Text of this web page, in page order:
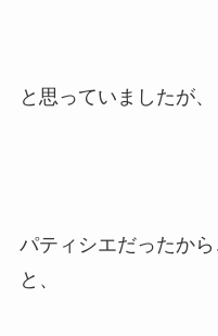
と思っていましたが、
パティシエだったか
と、